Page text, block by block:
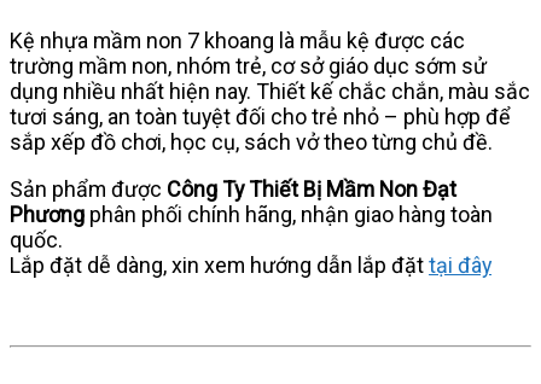
Kệ nhựa mầm non 7 khoang là mẫu kệ được các
trường mầm non, nhóm trẻ, cơ sở giáo dục sớm sử
dụng nhiều nhất hiện nay. Thiết kế chắc chắn, màu sắc
tươi sáng, an toàn tuyệt đối cho trẻ nhỏ – phù hợp để
sắp xếp đồ chơi, học cụ, sách vở theo từng chủ đề.
Sản phẩm được Công Ty Thiết Bị Mầm Non Đạt
Phương phân phối chính hãng, nhận giao hàng toàn
quốc.
Lắp đặt dễ dàng, xin xem hướng dẫn lắp đặttại đây